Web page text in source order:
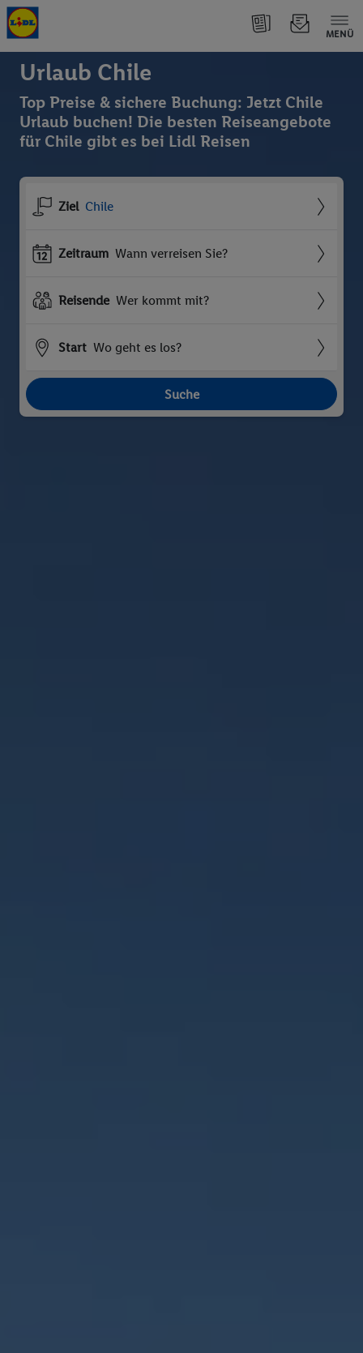
MENÜ
Urlaub Chile
Top Preise & sichere Buchung: Jetzt Chile
Urlaub buchen! Die besten Reiseangebote
für Chile gibt es bei Lidl Reisen
Ziel Chile
Zeitraum Wann verreisen Sie?
Reisende Wer kommt mit?
Start Wo geht es los?
Suche